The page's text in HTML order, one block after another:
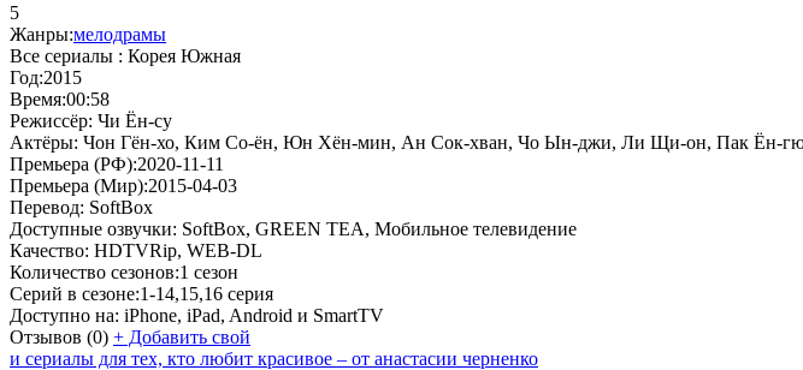
5
Жанры:мелодрамы
Все сериалы : Корея Южная
Год:2015
Время:00:58
Режиссёр: Чи Ён-су
Актёры: Чон Гён-хо, Ким Со-ён, Юн Хён-мин, Ан Сок-хван, Чо Ын-джи, Ли Щи-он, Пак Ён-
Премьера (РФ):2020-11-11
Премьера (Мир):2015-04-03
Перевод: SoftBox
Доступные озвучки: SoftBox, GREEN TEA, Мобильное телевидение
Качество: HDTVRip, WEB-DL
Количество сезонов:1 сезон
Серий в сезоне:1-14,15,16 серия
Доступно на: iPhone, iPad, Android и SmartTV
Отзывов (0) + Добавить свой
и сериалы для тех, кто любит красивое – от анастасии черненко